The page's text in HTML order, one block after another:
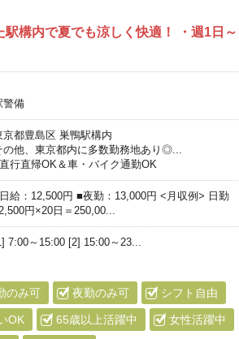
構内で夏でも涼しく快適！ ・週1日～
警備
京都豊島区 巣鴨駅構内
の他、東京都内に多数勤務地あり◎...
行直帰OK＆車・バイク通勤OK
給：12,500円 ■夜勤：13,000円 <月収例> 日勤
円×20日＝250,00...
7:00～15:00 [2] 15:00～23...
のみ可 夜勤のみ可 シフト自由
OK 65歳以上活躍中 女性活躍中